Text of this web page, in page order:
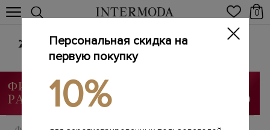
0
Женские сумки из натуральной кожи
Главная / Женщинам
Персональная скидка на
первую покупку
10%